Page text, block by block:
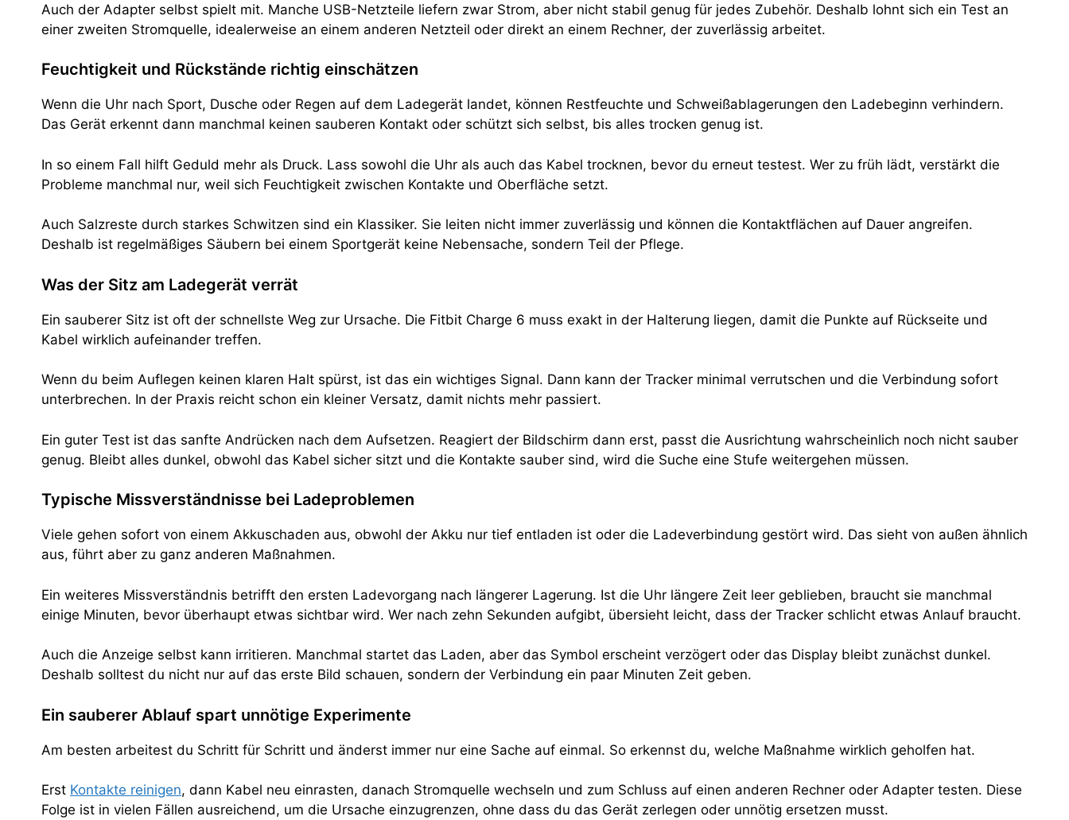
Auch der Adapter selbst spielt mit. Manche USB-Netzteile liefern zwar Strom, aber nicht stabil genug für jedes Zubehör. Deshalb lohnt sich ein Test an
einer zweiten Stromquelle, idealerweise an einem anderen Netzteil oder direkt an einem Rechner, der zuverlässig arbeitet.
Feuchtigkeit und Rückstände richtig einschätzen
Wenn die Uhr nach Sport, Dusche oder Regen auf dem Ladegerät landet, können Restfeuchte und Schweißablagerungen den Ladebeginn verhindern.
Das Gerät erkennt dann manchmal keinen sauberen Kontakt oder schützt sich selbst, bis alles trocken genug ist.
In so einem Fall hilft Geduld mehr als Druck. Lass sowohl die Uhr als auch das Kabel trocknen, bevor du erneut testest. Wer zu früh lädt, verstärkt die
Probleme manchmal nur, weil sich Feuchtigkeit zwischen Kontakte und Oberfläche setzt.
Auch Salzreste durch starkes Schwitzen sind ein Klassiker. Sie leiten nicht immer zuverlässig und können die Kontaktflächen auf Dauer angreifen.
Deshalb ist regelmäßiges Säubern bei einem Sportgerät keine Nebensache, sondern Teil der Pflege.
Was der Sitz am Ladegerät verrät
Ein sauberer Sitz ist oft der schnellste Weg zur Ursache. Die Fitbit Charge 6 muss exakt in der Halterung liegen, damit die Punkte auf Rückseite und
Kabel wirklich aufeinander treffen.
Wenn du beim Auflegen keinen klaren Halt spürst, ist das ein wichtiges Signal. Dann kann der Tracker minimal verrutschen und die Verbindung sofort
unterbrechen. In der Praxis reicht schon ein kleiner Versatz, damit nichts mehr passiert.
Ein guter Test ist das sanfte Andrücken nach dem Aufsetzen. Reagiert der Bildschirm dann erst, passt die Ausrichtung wahrscheinlich noch nicht sauber
genug. Bleibt alles dunkel, obwohl das Kabel sicher sitzt und die Kontakte sauber sind, wird die Suche eine Stufe weitergehen müssen.
Typische Missverständnisse bei Ladeproblemen
Viele gehen sofort von einem Akkuschaden aus, obwohl der Akku nur tief entladen ist oder die Ladeverbindung gestört wird. Das sieht von außen ähnlich
aus, führt aber zu ganz anderen Maßnahmen.
Ein weiteres Missverständnis betrifft den ersten Ladevorgang nach längerer Lagerung. Ist die Uhr längere Zeit leer geblieben, braucht sie manchmal
einige Minuten, bevor überhaupt etwas sichtbar wird. Wer nach zehn Sekunden aufgibt, übersieht leicht, dass der Tracker schlicht etwas Anlauf braucht.
Auch die Anzeige selbst kann irritieren. Manchmal startet das Laden, aber das Symbol erscheint verzögert oder das Display bleibt zunächst dunkel.
Deshalb solltest du nicht nur auf das erste Bild schauen, sondern der Verbindung ein paar Minuten Zeit geben.
Ein sauberer Ablauf spart unnötige Experimente
Am besten arbeitest du Schritt für Schritt und änderst immer nur eine Sache auf einmal. So erkennst du, welche Maßnahme wirklich geholfen hat.
Erst Kontakte reinigen, dann Kabel neu einrasten, danach Stromquelle wechseln und zum Schluss auf einen anderen Rechner oder Adapter testen. Diese
Folge ist in vielen Fällen ausreichend, um die Ursache einzugrenzen, ohne dass du das Gerät zerlegen oder unnötig ersetzen musst.